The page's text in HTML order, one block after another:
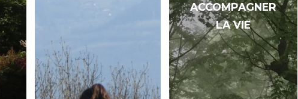
ACCOMPAGNER
LA VIE